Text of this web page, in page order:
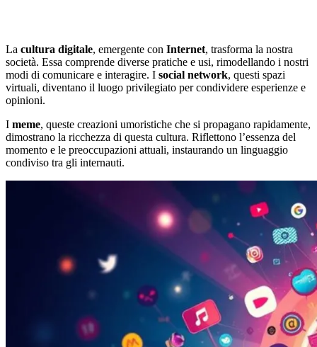
La cultura digitale, emergente con Internet, trasforma la nostra
società. Essa comprende diverse pratiche e usi, rimodellando i nostri
modi di comunicare e interagire. I social network, questi spazi
virtuali, diventano il luogo privilegiato per condividere esperienze e
opinioni.
I meme, queste creazioni umoristiche che si propagano rapidamente,
dimostrano la ricchezza di questa cultura. Riflettono l’essenza del
momento e le preoccupazioni attuali, instaurando un linguaggio
condiviso tra gli internauti.